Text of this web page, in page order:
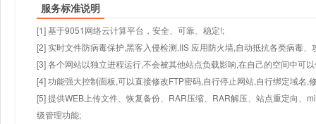
服务标准说明
[1] 基于9051网络云计算平台，安全、可靠、稳定!;
[2] 实时文件防病毒保护,黑客入侵检测,IIS 应用防火墙,自动抵抗各类病毒、
[3] 各个网站以独立进程运行,不会被其他站点负载影响,在自己的空间中可
[4] 功能强大控制面板,可以直接修改FTP密码,自行停止网站,自行绑定域名,
[5] 提供WEB上传文件、恢复备份、RAR压缩、RAR解压、站点重定向、
级管理功能;